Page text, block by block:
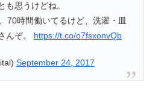
も思うけどね。
70時間働いてるけど、洗濯・皿
んぞ。 https://t.co/o7fsxonvQb
September 24, 2017